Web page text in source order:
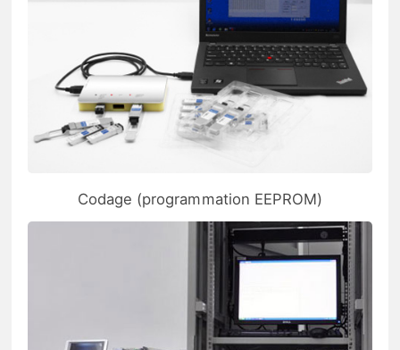
Codage (programmation EEPROM)